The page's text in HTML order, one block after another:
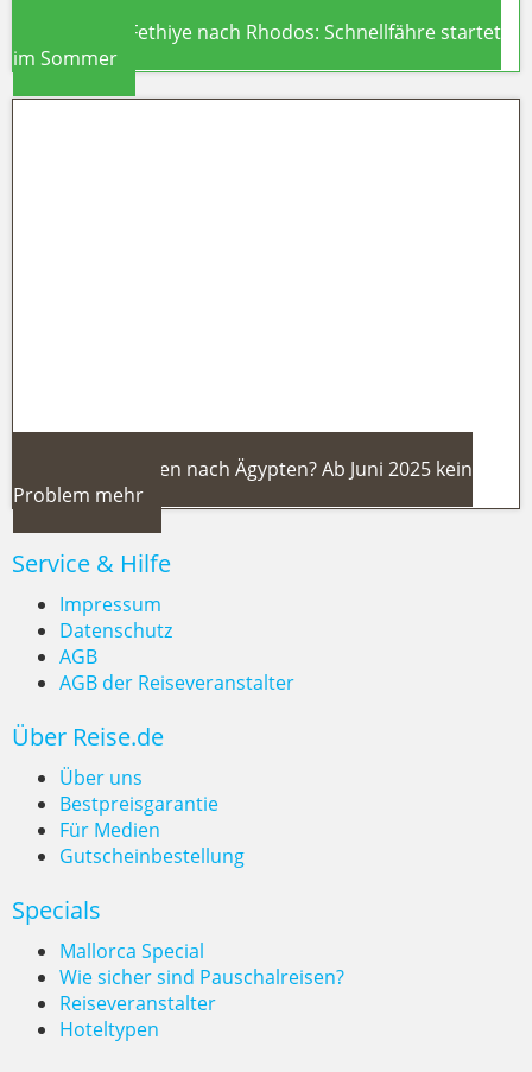
Direkt von Fethiye nach Rhodos: Schnellfähre startet
im Sommer
Spontane Reisen nach Ägypten? Ab
Juni 2025 kein Problem mehr
Spontane Reisen nach Ägypten? Ab Juni 2025 kein
Problem mehr
Service & Hilfe
Impressum
Datenschutz
AGB
AGB der Reiseveranstalter
Über Reise.de
Über uns
Bestpreisgarantie
Für Medien
Gutscheinbestellung
Specials
Mallorca Special
Wie sicher sind Pauschalreisen?
Reiseveranstalter
Hoteltypen